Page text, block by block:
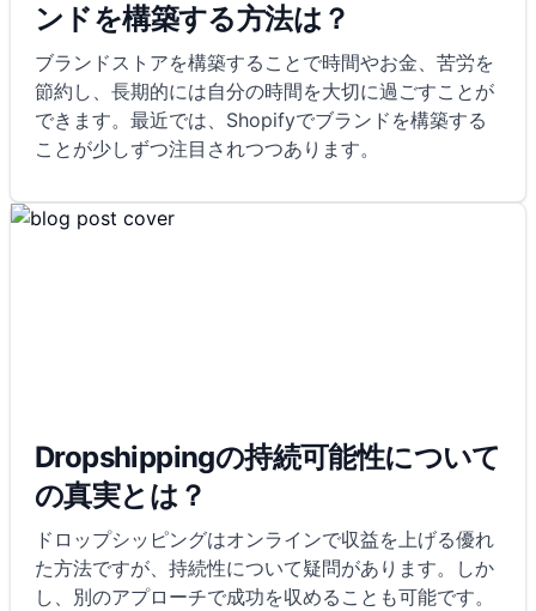
ンドを構築する方法は？
ブランドストアを構築することで時間やお金、苦労を
節約し、長期的には自分の時間を大切に過ごすことが
できます。最近では、Shopifyでブランドを構築する
ことが少しずつ注目されつつあります。
Dropshippingの持続可能性について
の真実とは？
ドロップシッピングはオンラインで収益を上げる優れ
た方法ですが、持続性について疑問があります。しか
し、別のアプローチで成功を収めることも可能です。